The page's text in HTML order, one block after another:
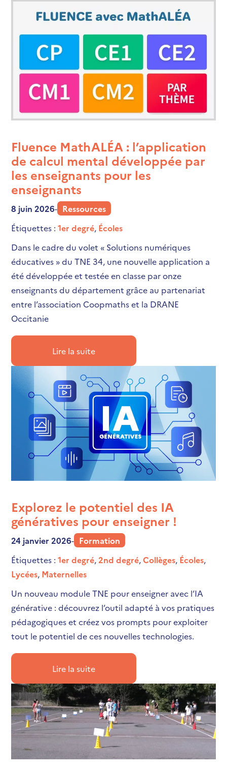
Fluence MathALÉA : l’application
de calcul mental développée par
les enseignants pour les
enseignants
8 juin 2026- Ressources
Étiquettes :1er degré, Écoles
Dans le cadre du volet « Solutions numériques
éducatives » du TNE 34, une nouvelle application a
été développée et testée en classe par onze
enseignants du département grâce au partenariat
entre l’association Coopmaths et la DRANE
Occitanie
Lire la suite
Explorez le potentiel des IA
génératives pour enseigner !
24 janvier 2026- Formation
Étiquettes :1er degré,2nd degré,Collèges, Écoles,
Lycées, Maternelles
Un nouveau module TNE pour enseigner avec l’IA
générative : découvrez l’outil adapté à vos pratiques
pédagogiques et créez vos prompts pour exploiter
tout le potentiel de ces nouvelles technologies.
Lire la suite